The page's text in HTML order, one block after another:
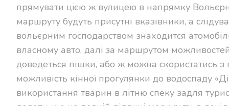
прямувати цiєю ж вулицею в напрямку
маршруту будуть присутні вказівники, а
вольєрним господарством знаходится
власному авто, далi за маршрутом
доведеться пішки, або ж можна скористатись
можливість кінної прогулянки до водоспаду
використання тварин в літню спеку задля